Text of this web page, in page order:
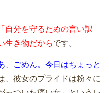
自分を守るための言い訳
生き物だからです。
、ごめん。今日はちょっと
、彼女のプライドは粉々に